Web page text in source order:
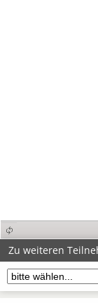
Zu weiteren